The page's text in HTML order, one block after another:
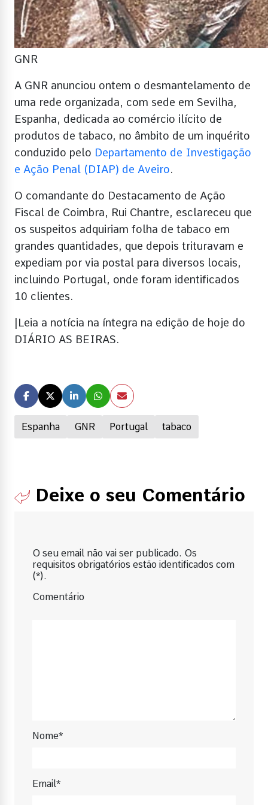
Espanha GNR Portugal tabaco
GNR
A GNR anunciou ontem o desmantelamento de
uma rede organizada, com sede em Sevilha,
Espanha, dedicada ao comércio ilícito de
produtos de tabaco, no âmbito de um inquérito
conduzido pelo Departamento de Investigação
e Ação Penal (DIAP) de Aveiro.
O comandante do Destacamento de Ação
Fiscal de Coimbra, Rui Chantre, esclareceu que
os suspeitos adquiriam folha de tabaco em
grandes quantidades, que depois trituravam e
expediam por via postal para diversos locais,
incluindo Portugal, onde foram identificados
10 clientes.
|Leia a notícia na íntegra na edição de hoje do
DIÁRIO AS BEIRAS.
Deixe o seu Comentário
O seu email não vai ser publicado. Os
requisitos obrigatórios estão identificados com
(*).
Comentário
Nome*
Email*